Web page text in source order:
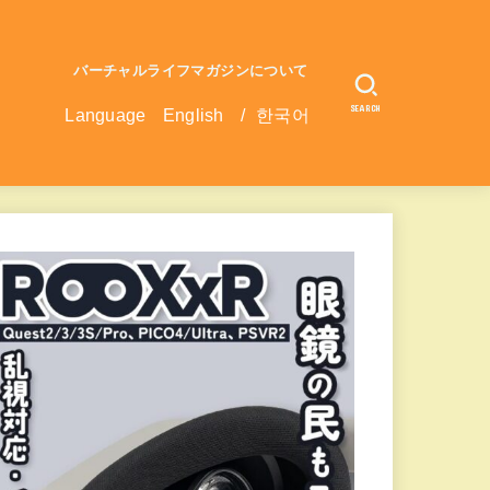
バーチャルライフマガジンについて
Language English / 한국어 SEARCH